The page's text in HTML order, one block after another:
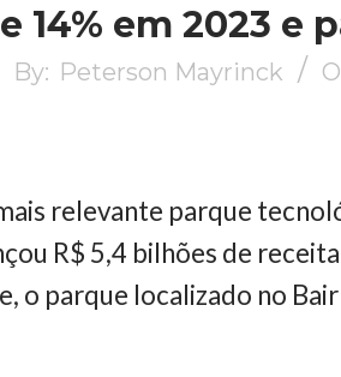
14% em 2023 e
By: Peterson Mayrinck
relevante parque
R$ 5,4 bilhões de
o parque localizado no